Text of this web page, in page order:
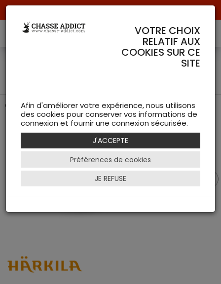
Chaussures de chasse camouflage de chez Härkila
VOTRE CHOIX
RELATIF AUX
COOKIES SUR CE
SITE
Afin d'améliorer votre expérience, nous utilisons
des cookies pour conserver vos informations de
connexion et fournir une connexion sécurisée.
J'ACCEPTE
Préférences de cookies
JE REFUSE